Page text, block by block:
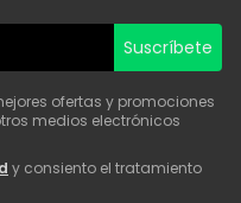
Suscríbete
ofertas y promociones
medios electrónicos
y consiento el tratamiento